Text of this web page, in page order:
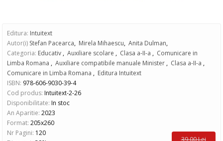
Editura: Intuitext
Autor(i) Stefan Pacearca, Mirela Mihaescu,Anita Dulman,
Categoria: Educativ ,Auxiliare scolare , Clasa a-II-a , Comunicare in
Limba Romana ,Auxiliare compatibile manuale Minister , Clasa a-II-a ,
Comunicare in Limba Romana , Editura Intuitext
ISBN: 978-606-9030-39-4
Cod produs: Intuitext-2-26
Disponibilitate: In stoc
An Aparitie: 2023
Format: 205x260
Nr Pagini: 120
39,00 Lei